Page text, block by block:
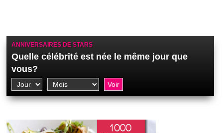
ANNIVERSAIRES DE STARS
Quelle célébrité est née le même jour que
vous?